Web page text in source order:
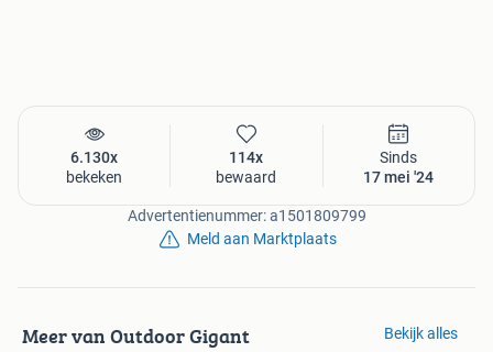
6.130x
bekeken
114x
bewaard
Sinds
17 mei '24
Advertentienummer: a1501809799
Meld aan Marktplaats
Meer van Outdoor Gigant Bekijk alles